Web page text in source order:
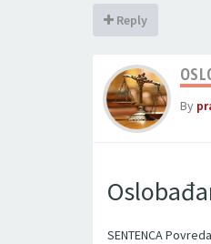
Reply
By
SENTENCA